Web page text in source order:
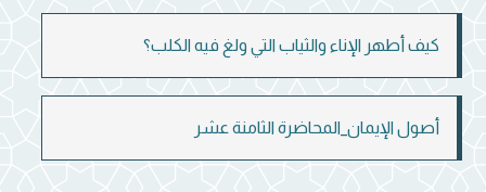
كيف أطهر الإناء والثياب التي ولغ فيه الكلب؟
أصول الإيمان_المحاضرة الثامنة عشر